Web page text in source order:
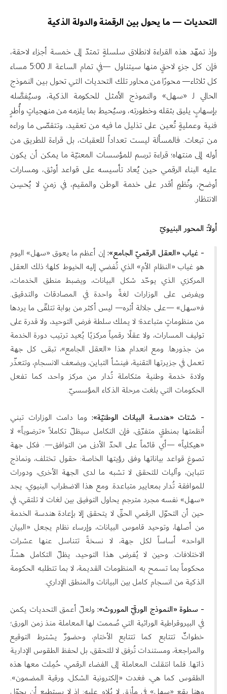
التحديات — ما يحول بين الرقمنة والدولة الذكية
وإذ تمهّد هذه القراءة لانطلاق سلسلةٍ تمتدّ إلى خمسة أجزاء لاحقة،
فإن كل جزءٍ لاحقٍ منها سيتناول —في تمام الساعة الـ 5:00 مساء
كل ثلاثاء— محورًا من محاور تلك التحديات التي تحول بين النموذج
الحالي لـ «سهل» والنموذج الأمثل للحكومة الذكية، وسيُفصَّله
بإسهابٍ يليق بثقله وخطورته، وسيُحيط بما يلزمه من منهجياتٍ وأُطرٍ
فنية وعمليةٍ تُعين على تذليل ما فيه من تعقيد، وتتقصّى ما وراءه
من تبعات. فالمسألة ليست تعداداً للعقبات، بل قراءة للطريق من
أوله إلى منتهاه؛ قراءة ترسم للمؤسسات المعنيّة ما يمكن أن يكون
عليه البناء الرقمي حين يُعاد تأسيسه على قواعد أوثق، ومسارات
أوضح، ونُظمٍ أقدر على خدمة الوطن والمقيم، في زمنٍ لا يُحسِن
الانتظار.
أولاً: المحور البنيويّ
- غياب «العقل الرقميّ الجامع»:إن أعظم ما يعوق «سهل» اليوم
هو غياب «النظام الأم» الذي تُفضي إليه الخيوط كلها؛ ذلك العقل
المركزي الذي يوحّد شكل البيانات، ويضبط منطق الخدمات،
ويفرض على الوزارات لغةً واحدة في المصادقات والتدقيق.
فـ«سهل» —على جلالة أثره— ليس أكثر من بوابة تتلقّى ما يردها
من منظوماتٍ متباعدة؛ لا يملك سلطة فرض التوحيد، ولا قدرة على
توليف المسارات، ولا عقلًا رقمياً مركزيًا يُعيد ترتيب دورة الخدمة
من جذورها. ومع انعدام هذا «العقل الجامع»، تبقى كل جهة
تعمل في جزيرتها التقنية، فينشأ التباين، ويضعف الانسجام، وتتعذّر
ولادة خدمة وطنية متكاملة تُدار من مركز واحد، كما تفعل
الحكومات التي بلغت مرحلة الذكاء المؤسسيّ.
- شتات «هندسة البيانات الوطنيّة»: وما دامت الوزارات تبني
أنظمتها بمنطقٍ متفرّق، فإن التكامل سيظلّ تكاملاً «ترضوياً» لا
«هيكلياً» —أي قائماً على الحدّ الأدنى من التوافق—. فكل جهة
تصوغ قواعد بياناتها وفق رؤيتها الخاصة: حقول تختلف، ونماذج
تتباين، وآليات للتحقق لا تشبه ما لدى الجهة الأخرى، ودورات
للموافقة تُدار بمعايير متباعدة. ومع هذا الاضطراب البنيوي، يجد
«سهل» نفسه مجرد مترجم يحاول التوفيق بين لغات لا تلتقي، في
حين أن التحوّل الرقمي الحقّ لا يتحقق إلا بإعادة هندسة الخدمة
من أصلها، وتوحيد قاموس البيانات، وإرساء نظام يجعل «البيان
الواحد» أساساً لكل جهة، لا نسخةً تتناسل عنها عشرات
الاختلافات. وحين لا يُفرض هذا التوحيد، يظلّ التكامل هشاً،
محكوماً بما تسمح به المنظومات القديمة، لا بما تتطلبه الحكومة
الذكية من انسجام كامل بين البيانات والمنطق الإداري.
- سطوة «النموذج الورقيّ الموروث»: ولعلّ أعمق التحديات يكمن
في البيروقراطية الوراثية التي صُممت لها المعاملة منذ زمن الورق؛
خطواتٌ تتتابع كما تتتابع الأختام، وحضورٌ يشترط التوقيع
والمراجعة، ومستندات تُرفق لا للتحقق، بل لحفظ الطقوس الإدارية
ذاتها. فلما انتقلت المعاملة إلى الفضاء الرقمي، حُمِلت معها هذه
الطقوس كما هي، فغدت «إلكترونية الشكل، ورقية المضمون».